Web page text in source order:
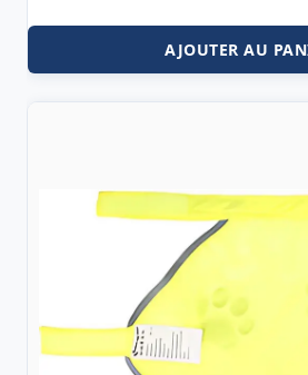
AJOUTER AU